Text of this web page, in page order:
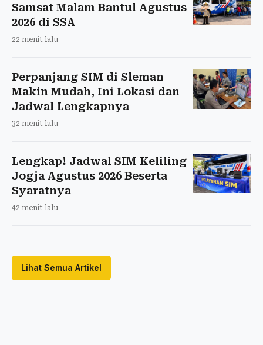
Samsat Malam Bantul Agustus
2026 di SSA
22 menit lalu
Perpanjang SIM di Sleman
Makin Mudah, Ini Lokasi dan
Jadwal Lengkapnya
32 menit lalu
Lengkap! Jadwal SIM Keliling
Jogja Agustus 2026 Beserta
Syaratnya
42 menit lalu
Lihat Semua Artikel